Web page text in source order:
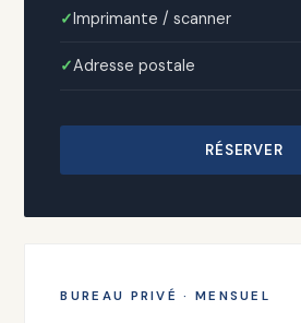
Imprimante / scanner
Adresse postale
RÉSERVER
BUREAU PRIVÉ · MENSUEL